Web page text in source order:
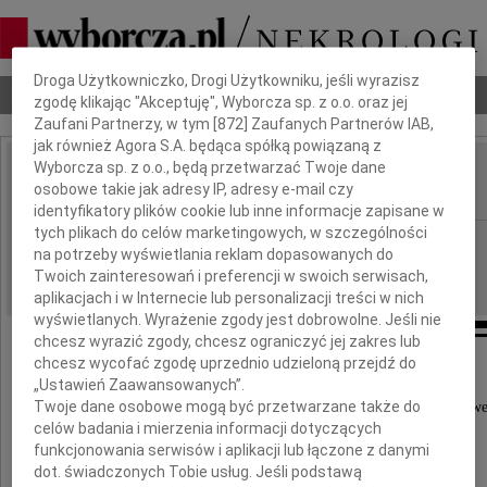
Nekrologi Odeszli Poradnik pogrzebowy
IMIĘ I NAZWISKO: Zdzisława Lisewska
REGION: Poznań
DATA EMISJI: 29.07.2016
Z głębokim żalem zawiadamiamy o śmierci
naszej Drogiej Mamy, Babci, Prababci i
Dbamy o Twoją prywatność
Droga Użytkowniczko, Drogi Użytkowniku, jeśli wyrazisz
zgodę klikając "Akceptuję", Wyborcza sp. z o.o. oraz jej
Zaufani Partnerzy, w tym [872 ] Zaufanych Partnerów IAB,
jak również Agora S.A. będąca spółką powiązaną z
Wyborcza sp. z o.o., będą przetwarzać Twoje dane
osobowe takie jak adresy IP, adresy e-mail czy
identyfikatory plików cookie lub inne informacje zapisane w
tych plikach do celów marketingowych, w szczególności
na potrzeby wyświetlania reklam dopasowanych do
Twoich zainteresowań i preferencji w swoich serwisach,
aplikacjach i w Internecie lub personalizacji treści w nich
wyświetlanych. Wyrażenie zgody jest dobrowolne. Jeśli nie
chcesz wyrazić zgody, chcesz ograniczyć jej zakres lub
chcesz wycofać zgodę uprzednio udzieloną przejdź do
„Ustawień Zaawansowanych”.
Twoje dane osobowe mogą być przetwarzane także do
celów badania i mierzenia informacji dotyczących
funkcjonowania serwisów i aplikacji lub łączone z danymi
dot. świadczonych Tobie usług. Jeśli podstawą